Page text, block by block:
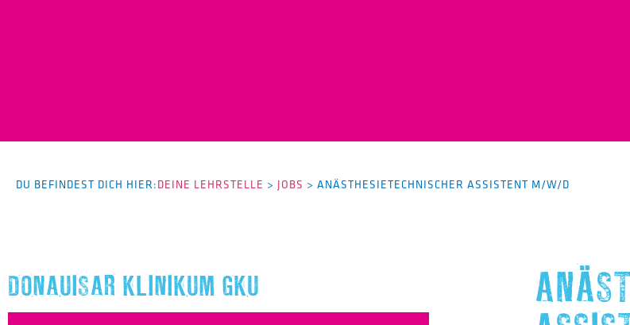
DU BEFINDEST DICH HIER:DEINE LEHRSTELLE > JOBS > ANÄSTHESIETECHNISCHER ASSISTENT M/W/D
DONAUISAR KLINIKUM GKU